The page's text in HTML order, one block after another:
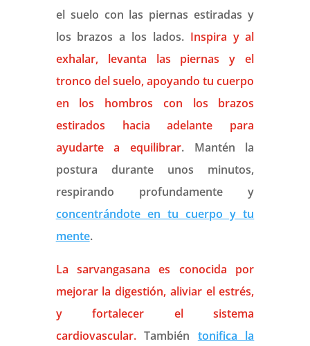
el suelo con las piernas estiradas y
los brazos a los lados.Inspira y al
exhalar, levanta las piernas y el
tronco del suelo, apoyando tu cuerpo
en los hombros con los brazos
estirados hacia adelante para
ayudarte a equilibrar. Mantén la
postura durante unos minutos,
respirando profundamente y
concentrándote en tu cuerpo y tu
mente.
La sarvangasana es conocida por
mejorar la digestión, aliviar el estrés,
y fortalecer el sistema
cardiovascular.También tonifica la